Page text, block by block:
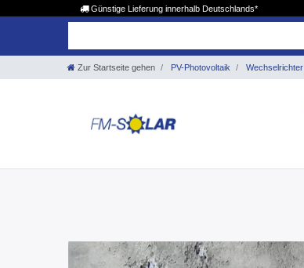
Günstige Lieferung innerhalb Deutschlands*
Zur Startseite gehen PV-Photovoltaik Wechselrichter